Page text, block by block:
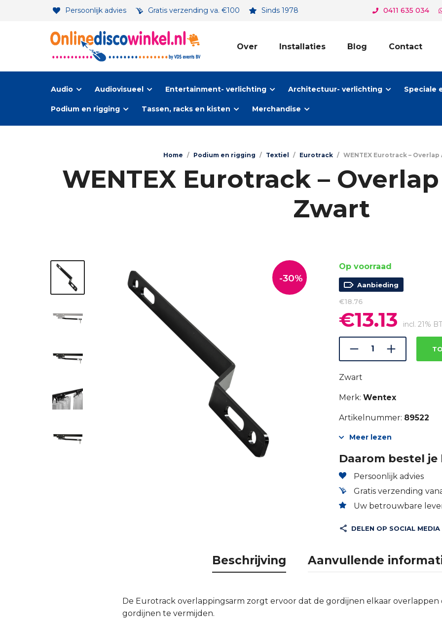
Persoonlijk advies Gratis verzending va. €100 Sinds 1978 0411 635 034
Over Installaties Blog Contact
Audio Audiovisueel Entertainment- verlichting Architectuur- verlichting Speciale
Podium en rigging Tassen, racks en kisten Merchandise
Home / Podium en rigging / Textiel / Eurotrack / WENTEX Eurotrack – Overlap
WENTEX Eurotrack –
Zwart
-30%
Op voorraad
Aanbieding
€18.76
Oorspronkelijke
prijs
was:
€18.76.
€13.13 prijs
is:
€13.13.
incl. 21%
Zwart
Merk: Wentex
Artikelnummer: 89522
Meer lezen
Daarom bestel
Persoonlijk advies
Gratis verzending
Uw betrouwbare
DELEN OP SOCIAL MEDIA
Beschrijving Aanvullende
De Eurotrack overlappingsarm zorgt ervoor dat de gordijnen elkaar
gordijnen te vermijden.